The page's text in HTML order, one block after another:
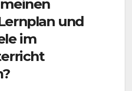
und
im